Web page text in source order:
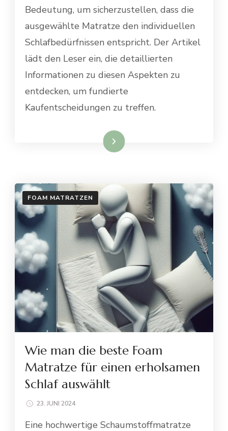
Bedeutung, um sicherzustellen, dass die
ausgewählte Matratze den individuellen
Schlafbedürfnissen entspricht. Der Artikel
lädt den Leser ein, die detaillierten
Informationen zu diesen Aspekten zu
entdecken, um fundierte
Kaufentscheidungen zu treffen.
Weiterlesen
FOAM MATRATZEN
Wie man die beste Foam
Matratze für einen erholsamen
Schlaf auswählt
23. JUNI 2024
Eine hochwertige Schaumstoffmatratze